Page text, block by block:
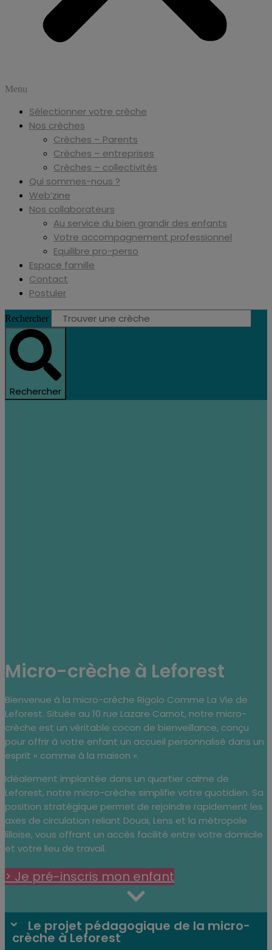
Menu
Sélectionner votre crèche
Nos crèches
Crèches – Parents
Crèches – entreprises
Crèches – collectivités
Qui sommes-nous ?
Web’zine
Nos collaborateurs
Au service du bien grandir des enfants
Votre accompagnement professionnel
Equilibre pro-perso
Espace famille
Contact
Postuler
Rechercher
Rechercher
Micro-crèche à Leforest
Bienvenue à la micro-crèche Rigolo Comme La Vie de
Leforest. Située au 10 rue Lazare Carnot, notre micro-
crèche est un véritable cocon de bienveillance, conçu
pour offrir à votre enfant un accueil personnalisé dans un
esprit « comme à la maison ».
Idéalement implantée dans un quartier calme de
Leforest, notre micro-crèche simplifie votre quotidien. Sa
position stratégique permet de rejoindre rapidement les
axes de circulation reliant Douai, Lens et la métropole
lilloise, vous offrant un accès facilité entre votre domicile
et votre lieu de travail.
> Je pré-inscris mon enfant
Le projet pédagogique de la micro-
crèche à Leforest